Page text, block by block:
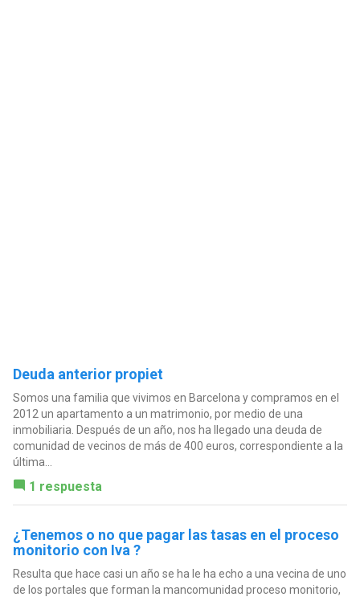
Deuda anterior propiet
Somos una familia que vivimos en Barcelona y compramos en el
2012 un apartamento a un matrimonio, por medio de una
inmobiliaria. Después de un año, nos ha llegado una deuda de
comunidad de vecinos de más de 400 euros, correspondiente a la
última...
1 respuesta
¿Tenemos o no que pagar las tasas en el proceso
monitorio con Iva ?
Resulta que hace casi un año se ha le ha echo a una vecina de uno
de los portales que forman la mancomunidad proceso monitorio,